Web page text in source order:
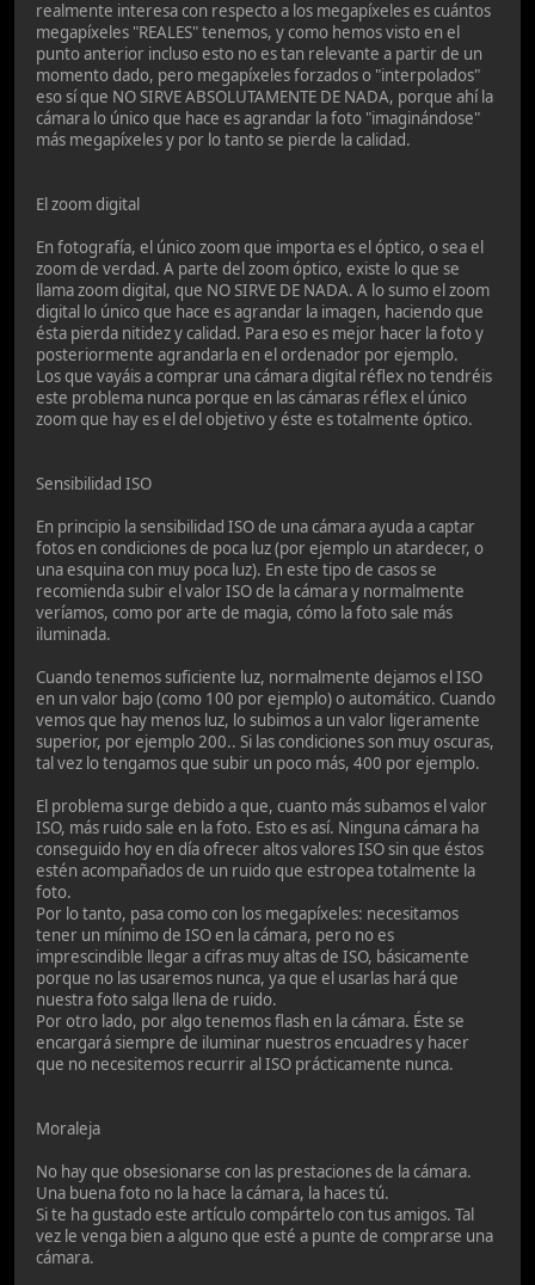
realmente interesa con respecto a los megapíxeles es cuántos
megapíxeles "REALES" tenemos, y como hemos visto en el
punto anterior incluso esto no es tan relevante a partir de un
momento dado, pero megapíxeles forzados o "interpolados"
eso sí que NO SIRVE ABSOLUTAMENTE DE NADA, porque ahí la
cámara lo único que hace es agrandar la foto "imaginándose"
más megapíxeles y por lo tanto se pierde la calidad.
El zoom digital
En fotografía, el único zoom que importa es el óptico, o sea el
zoom de verdad. A parte del zoom óptico, existe lo que se
llama zoom digital, que NO SIRVE DE NADA. A lo sumo el zoom
digital lo único que hace es agrandar la imagen, haciendo que
ésta pierda nitidez y calidad. Para eso es mejor hacer la foto y
posteriormente agrandarla en el ordenador por ejemplo.
Los que vayáis a comprar una cámara digital réflex no tendréis
este problema nunca porque en las cámaras réflex el único
zoom que hay es el del objetivo y éste es totalmente óptico.
Sensibilidad ISO
En principio la sensibilidad ISO de una cámara ayuda a captar
fotos en condiciones de poca luz (por ejemplo un atardecer, o
una esquina con muy poca luz). En este tipo de casos se
recomienda subir el valor ISO de la cámara y normalmente
veríamos, como por arte de magia, cómo la foto sale más
iluminada.
Cuando tenemos suficiente luz, normalmente dejamos el ISO
en un valor bajo (como 100 por ejemplo) o automático. Cuando
vemos que hay menos luz, lo subimos a un valor ligeramente
superior, por ejemplo 200.. Si las condiciones son muy oscuras,
tal vez lo tengamos que subir un poco más, 400 por ejemplo.
El problema surge debido a que, cuanto más subamos el valor
ISO, más ruido sale en la foto. Esto es así. Ninguna cámara ha
conseguido hoy en día ofrecer altos valores ISO sin que éstos
estén acompañados de un ruido que estropea totalmente la
foto.
Por lo tanto, pasa como con los megapíxeles: necesitamos
tener un mínimo de ISO en la cámara, pero no es
imprescindible llegar a cifras muy altas de ISO, básicamente
porque no las usaremos nunca, ya que el usarlas hará que
nuestra foto salga llena de ruido.
Por otro lado, por algo tenemos flash en la cámara. Éste se
encargará siempre de iluminar nuestros encuadres y hacer
que no necesitemos recurrir al ISO prácticamente nunca.
Moraleja
No hay que obsesionarse con las prestaciones de la cámara.
Una buena foto no la hace la cámara, la haces tú.
Si te ha gustado este artículo compártelo con tus amigos. Tal
vez le venga bien a alguno que esté a punte de comprarse una
cámara.